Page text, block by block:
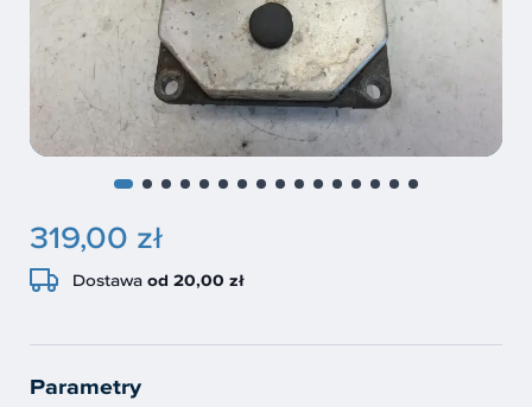
319,00 zł
Dostawa od 20,00 zł
Parametry